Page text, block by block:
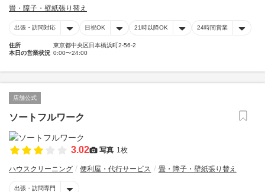
畳・障子・壁紙張り替え
出張・訪問対応 日祝OK 21時以降OK 24時間営業
住所
東京都中央区日本橋浜町2-56-2
本日の営業状況 0:00〜24:00
店舗公式
ソートフルワーク
3.02 写真 1枚
ハウスクリーニング 便利屋・代行サービス 畳・障子・壁紙張り替え
出張・訪問専門